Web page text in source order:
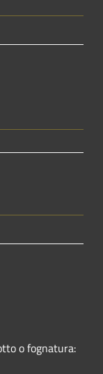
o fognatura: